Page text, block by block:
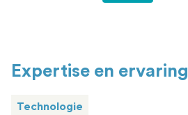
Expertise en ervaring
Technologie